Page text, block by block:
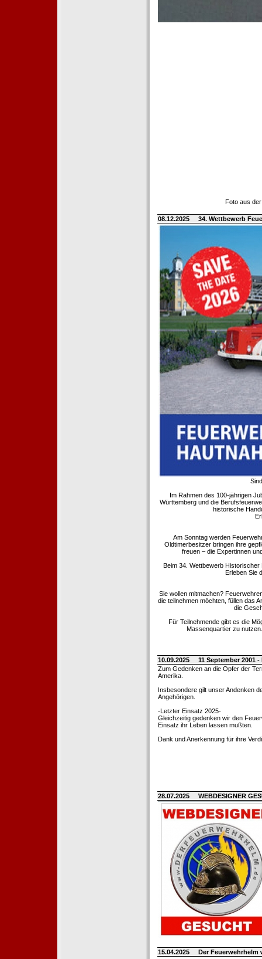
Foto aus
08.12.2025 34. Wettbewerb
Im Rahmen des 100-jährigen
Württemberg und die
historische
Am Sonntag werden
Oldtimerbesitzer bringen ihre
freuen – die Expertinnen
Beim 34. Wettbewerb
Erleben Sie
Sie wollen mitmachen?
die teilnehmen möchten, füllen das
die
Für Teilnehmende gibt es die
Massenquartier zu
10.09.2025
11 September 2001
Zum Gedenken an die Opfer der
Amerika.
Insbesondere gilt unser Andenken
Angehörigen.
-Letzter Einsatz 2025-
Gleichzeitig gedenken wir den
Einsatz ihr Leben lassen mußten.
Dank und Anerkennung für ihre
28.07.2025 WEBDESIGNER
15.04.2025 Der